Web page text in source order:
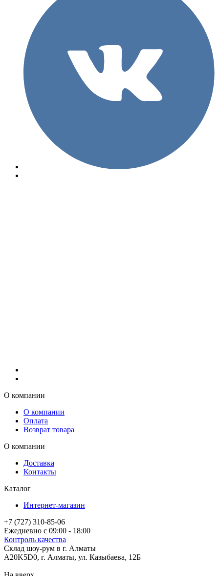
О компании
О компании
Оплата
Возврат товара
О компании
Доставка
Контакты
Каталог
Интернет-магазин
+7 (727) 310-85-06
Ежедневно с 09:00 - 18:00
Контроль качества
Склад шоу-рум в г. Алматы
A20K5D0, г. Алматы, ул. Казыбаева, 12Б